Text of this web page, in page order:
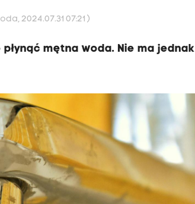
2024.07.31 07:21 )
mętna woda. Nie ma jednak